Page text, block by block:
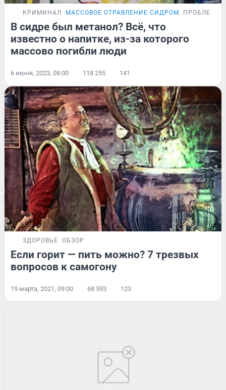
КРИМИНАЛ МАССОВОЕ ОТРАВЛЕНИЕ СИДРОМ ПРОБЛЕМА
В сидре был метанол? Всё, что
известно о напитке, из-за которого
массово погибли люди
6 июня, 2023, 08:00 118 255 141
ЗДОРОВЬЕ ОБЗОР
Если горит — пить можно? 7 трезвых
вопросов к самогону
19 марта, 2021, 09:00 68 593 123